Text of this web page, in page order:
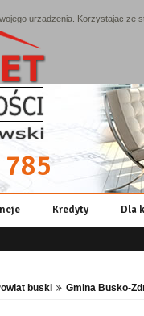
Kredyty Dla
buski Gmina Busko-
urzadzenia. Korzystajac